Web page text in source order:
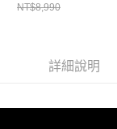
NT$8,990
詳細說明